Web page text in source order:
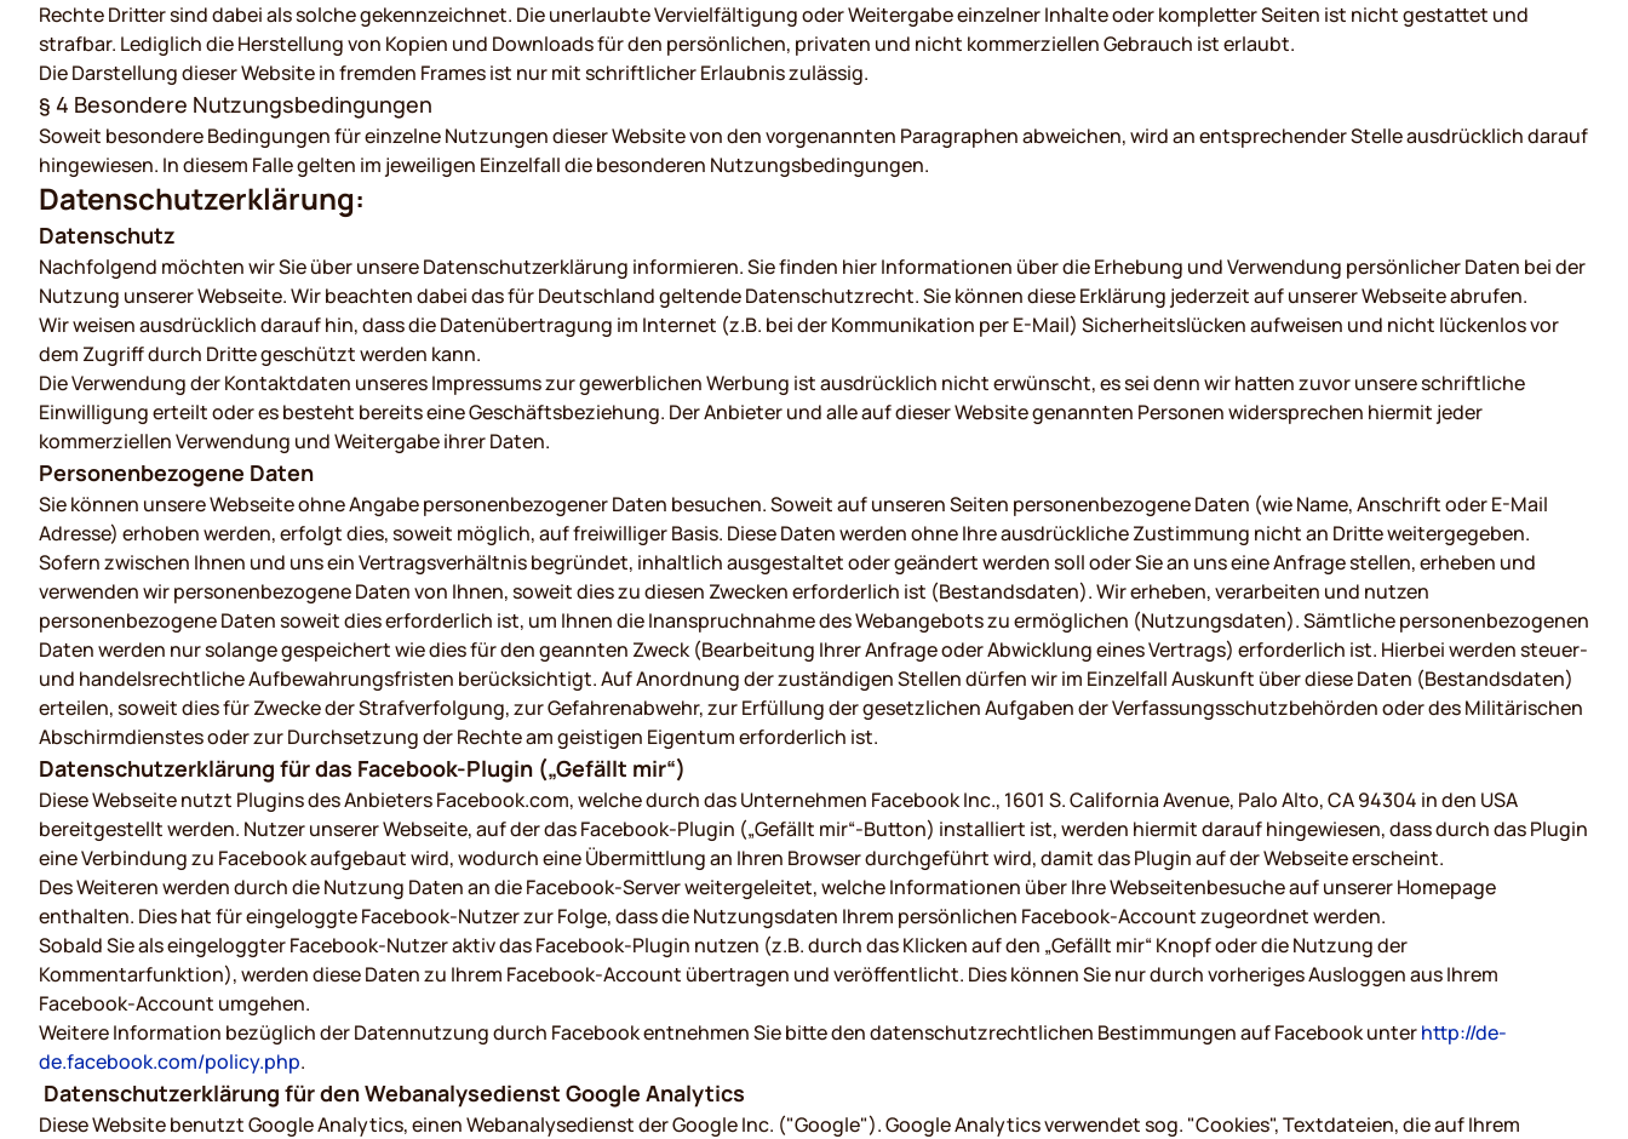
Rechte Dritter sind dabei als solche gekennzeichnet. Die unerlaubte Vervielfältigung oder Weitergabe einzelner Inhalte oder kompletter Seiten ist nicht gestattet und
strafbar. Lediglich die Herstellung von Kopien und Downloads für den persönlichen, privaten und nicht kommerziellen Gebrauch ist erlaubt.
Die Darstellung dieser Website in fremden Frames ist nur mit schriftlicher Erlaubnis zulässig.
§ 4 Besondere Nutzungsbedingungen
Soweit besondere Bedingungen für einzelne Nutzungen dieser Website von den vorgenannten Paragraphen abweichen, wird an entsprechender Stelle ausdrücklich darauf
hingewiesen. In diesem Falle gelten im jeweiligen Einzelfall die besonderen Nutzungsbedingungen.
Datenschutzerklärung:
Datenschutz
Nachfolgend möchten wir Sie über unsere Datenschutzerklärung informieren. Sie finden hier Informationen über die Erhebung und Verwendung persönlicher Daten bei der
Nutzung unserer Webseite. Wir beachten dabei das für Deutschland geltende Datenschutzrecht. Sie können diese Erklärung jederzeit auf unserer Webseite abrufen.
Wir weisen ausdrücklich darauf hin, dass die Datenübertragung im Internet (z.B. bei der Kommunikation per E-Mail) Sicherheitslücken aufweisen und nicht lückenlos vor
dem Zugriff durch Dritte geschützt werden kann.
Die Verwendung der Kontaktdaten unseres Impressums zur gewerblichen Werbung ist ausdrücklich nicht erwünscht, es sei denn wir hatten zuvor unsere schriftliche
Einwilligung erteilt oder es besteht bereits eine Geschäftsbeziehung. Der Anbieter und alle auf dieser Website genannten Personen widersprechen hiermit jeder
kommerziellen Verwendung und Weitergabe ihrer Daten.
Personenbezogene Daten
Sie können unsere Webseite ohne Angabe personenbezogener Daten besuchen. Soweit auf unseren Seiten personenbezogene Daten (wie Name, Anschrift oder E-Mail
Adresse) erhoben werden, erfolgt dies, soweit möglich, auf freiwilliger Basis. Diese Daten werden ohne Ihre ausdrückliche Zustimmung nicht an Dritte weitergegeben.
Sofern zwischen Ihnen und uns ein Vertragsverhältnis begründet, inhaltlich ausgestaltet oder geändert werden soll oder Sie an uns eine Anfrage stellen, erheben und
verwenden wir personenbezogene Daten von Ihnen, soweit dies zu diesen Zwecken erforderlich ist (Bestandsdaten). Wir erheben, verarbeiten und nutzen
personenbezogene Daten soweit dies erforderlich ist, um Ihnen die Inanspruchnahme des Webangebots zu ermöglichen (Nutzungsdaten). Sämtliche personenbezogenen
Daten werden nur solange gespeichert wie dies für den geannten Zweck (Bearbeitung Ihrer Anfrage oder Abwicklung eines Vertrags) erforderlich ist. Hierbei werden steuer-
und handelsrechtliche Aufbewahrungsfristen berücksichtigt. Auf Anordnung der zuständigen Stellen dürfen wir im Einzelfall Auskunft über diese Daten (Bestandsdaten)
erteilen, soweit dies für Zwecke der Strafverfolgung, zur Gefahrenabwehr, zur Erfüllung der gesetzlichen Aufgaben der Verfassungsschutzbehörden oder des Militärischen
Abschirmdienstes oder zur Durchsetzung der Rechte am geistigen Eigentum erforderlich ist.
Datenschutzerklärung für das Facebook-Plugin („Gefällt mir“)
Diese Webseite nutzt Plugins des Anbieters Facebook.com, welche durch das Unternehmen Facebook Inc., 1601 S. California Avenue, Palo Alto, CA 94304 in den USA
bereitgestellt werden. Nutzer unserer Webseite, auf der das Facebook-Plugin („Gefällt mir“-Button) installiert ist, werden hiermit darauf hingewiesen, dass durch das Plugin
eine Verbindung zu Facebook aufgebaut wird, wodurch eine Übermittlung an Ihren Browser durchgeführt wird, damit das Plugin auf der Webseite erscheint.
Des Weiteren werden durch die Nutzung Daten an die Facebook-Server weitergeleitet, welche Informationen über Ihre Webseitenbesuche auf unserer Homepage
enthalten. Dies hat für eingeloggte Facebook-Nutzer zur Folge, dass die Nutzungsdaten Ihrem persönlichen Facebook-Account zugeordnet werden.
Sobald Sie als eingeloggter Facebook-Nutzer aktiv das Facebook-Plugin nutzen (z.B. durch das Klicken auf den „Gefällt mir“ Knopf oder die Nutzung der
Kommentarfunktion), werden diese Daten zu Ihrem Facebook-Account übertragen und veröffentlicht. Dies können Sie nur durch vorheriges Ausloggen aus Ihrem
Facebook-Account umgehen.
Weitere Information bezüglich der Datennutzung durch Facebook entnehmen Sie bitte den datenschutzrechtlichen Bestimmungen auf Facebook unterhttp://de-
de.facebook.com/policy.php.
Datenschutzerklärung für den Webanalysedienst Google Analytics
Diese Website benutzt Google Analytics, einen Webanalysedienst der Google Inc. ("Google"). Google Analytics verwendet sog. "Cookies", Textdateien, die auf Ihrem